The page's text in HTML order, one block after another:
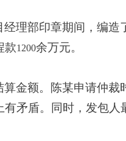
经理部印章期间，编
款1200余万元。
金额。陈某申请仲
有矛盾。同时，发包